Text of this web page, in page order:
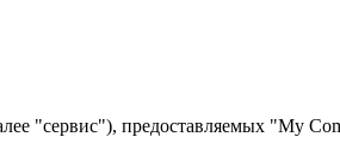
"сервис"), предоставляемых "My